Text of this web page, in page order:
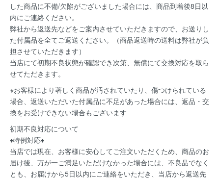
した商品に不備/欠陥がございました場合には、 商品到着後8日以
内にご連絡ください。
弊社から返送先などをご案内させていただきますので、お送りし
た付属品を全てご返送ください。（商品返送時の送料は弊社が負
担させていただきます）
当店にて初期不良状態が確認でき次第、無償にて交換対応を取ら
せてただきます。
※お客様により著しく商品が汚されていたり、傷つけられている
場合、返送いただいた付属品に不足があった場合には、返品・交
換をお受けできない場合もございます
初期不良対応について
♦特例対応♦
当店では現在、お客様に安心してご注文いただくため、商品のお
届け後、万が一ご満足いただけなかった場合には、不良品でなく
とも、お届けから5日以内にご連絡をいただき、当店から返送先